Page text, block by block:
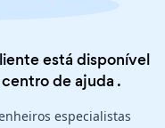
está disponível
centro de ajuda .
especialistas